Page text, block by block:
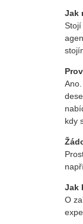
Jak
Stojí
kdy
Jak
O